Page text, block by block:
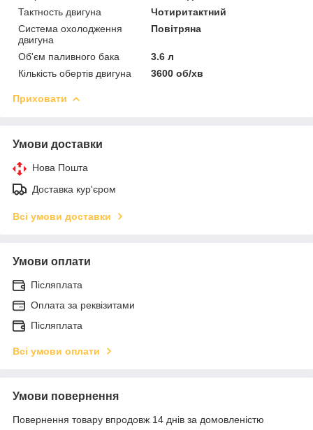
Тактность двигуна
Чотиритактний
Система охолодження
двигуна
Повітряна
Об'єм паливного бака
3.6 л
Кількість обертів двигуна
3600 об/хв
Приховати
Умови доставки
Нова Пошта
Доставка кур'єром
Всі умови доставки
Умови оплати
Післяплата
Оплата за реквізитами
Післяплата
Всі умови оплати
Умови повернення
Повернення товару впродовж 14 днів за домовленістю